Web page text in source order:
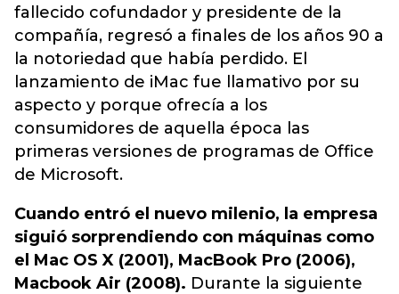
fallecido cofundador y presidente de la
compañía, regresó a finales de los años 90 a
la notoriedad que había perdido. El
lanzamiento de iMac fue llamativo por su
aspecto y porque ofrecía a los
consumidores de aquella época las
primeras versiones de programas de Office
de Microsoft.
Cuando entró el nuevo milenio, la empresa
siguió sorprendiendo con máquinas como
el Mac OS X (2001), MacBook Pro (2006),
Macbook Air (2008). Durante la siguiente